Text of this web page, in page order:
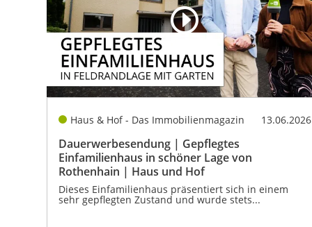
Haus & Hof - Das Immobilienmagazin 13.06.2026
Dauerwerbesendung | Gepflegtes
Einfamilienhaus in schöner Lage von
Rothenhain | Haus und Hof
Dieses Einfamilienhaus präsentiert sich in einem
sehr gepflegten Zustand und wurde stets...